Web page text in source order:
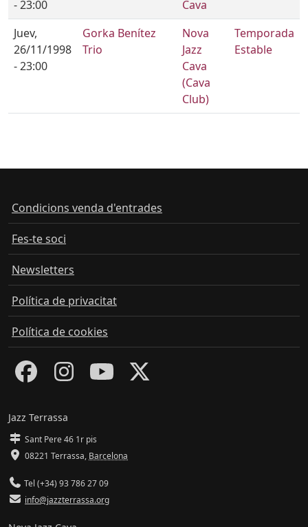
- 23:00
Cava
Juev,
26/11/1998
- 23:00
Gorka Benítez
Trio
Nova
Jazz
Cava
(Cava
Club)
Temporada
Estable
Condicions venda d'entrades
Fes-te soci
Newsletters
Política de privacitat
Política de cookies
Jazz Terrassa
Sant Pere 46 1r pis
08221 Terrassa, Barcelona
Tel (+34) 93 786 27 09
info@jazzterrassa.org